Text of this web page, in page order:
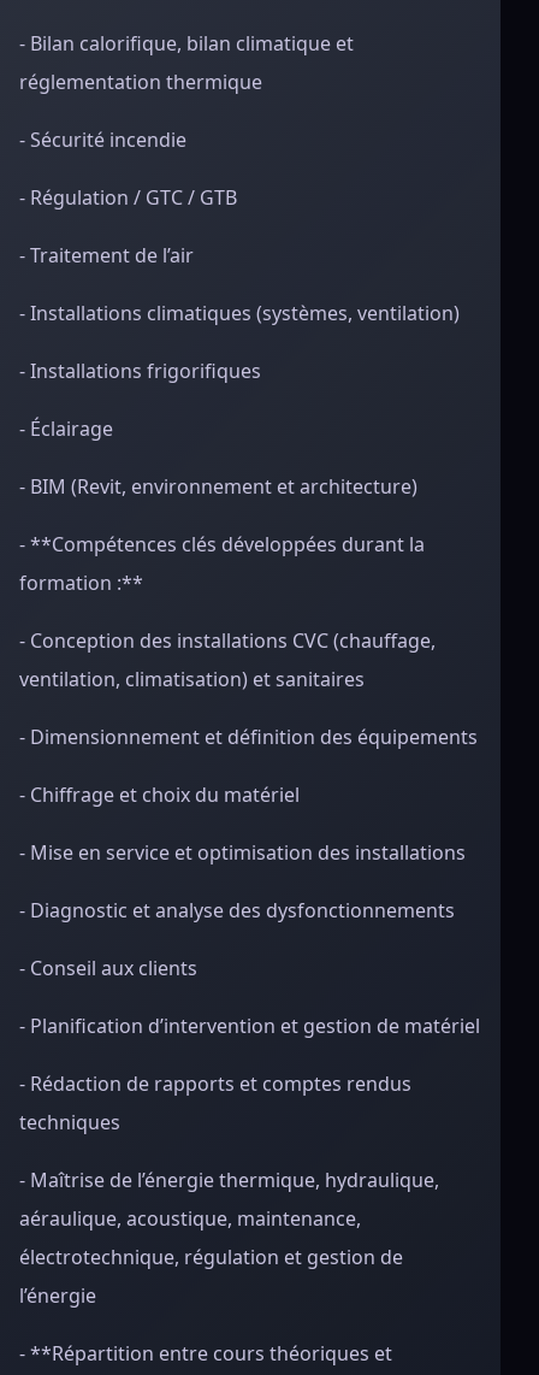
- Bilan calorifique, bilan climatique et
réglementation thermique
- Sécurité incendie
- Régulation / GTC / GTB
- Traitement de l’air
- Installations climatiques (systèmes, ventilation)
- Installations frigorifiques
- Éclairage
- BIM (Revit, environnement et architecture)
- **Compétences clés développées durant la
formation :**
- Conception des installations CVC (chauffage,
ventilation, climatisation) et sanitaires
- Dimensionnement et définition des équipements
- Chiffrage et choix du matériel
- Mise en service et optimisation des installations
- Diagnostic et analyse des dysfonctionnements
- Conseil aux clients
- Planification d’intervention et gestion de matériel
- Rédaction de rapports et comptes rendus
techniques
- Maîtrise de l’énergie thermique, hydraulique,
aéraulique, acoustique, maintenance,
électrotechnique, régulation et gestion de
l’énergie
- **Répartition entre cours théoriques et